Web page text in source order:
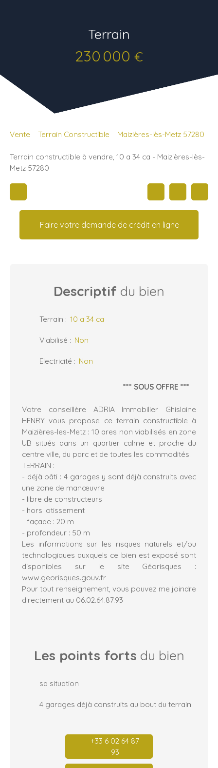
Terrain
230 000 €
Vente Terrain Constructible Maizières-lès-Metz 57280
Terrain constructible à vendre, 10 a 34 ca - Maizières-lès-
Metz 57280
Faire votre demande de crédit en ligne
Descriptif du bien
Terrain : 10 a 34 ca
Viabilisé : Non
Electricité : Non
*** SOUS OFFRE ***
Votre conseillère ADRIA Immobilier Ghislaine
HENRY vous propose ce terrain constructible à
Maizières-les-Metz : 10 ares non viabilisés en zone
UB situés dans un quartier calme et proche du
centre ville, du parc et de toutes les commodités.
TERRAIN :
- déjà bâti : 4 garages y sont déjà construits avec
une zone de manœuvre
- libre de constructeurs
- hors lotissement
- façade : 20 m
- profondeur : 50 m
Les informations sur les risques naturels et/ou
technologiques auxquels ce bien est exposé sont
disponibles sur le site Géorisques :
www.georisques.gouv.fr
Pour tout renseignement, vous pouvez me joindre
directement au 06.02.64.87.93
Les points forts du bien
sa situation
4 garages déjà construits au bout du terrain
+33 6 02 64 87
93